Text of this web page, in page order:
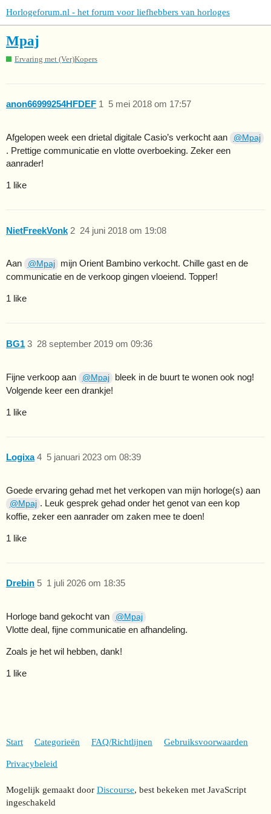
Horlogeforum.nl - het forum voor liefhebbers van horloges
Mpaj
Ervaring met (Ver)Kopers
anon66999254HFDEF 5 mei 2018 om 17:57
1
Afgelopen week een drietal digitale Casio’s verkocht aan @Mpaj
. Prettige communicatie en vlotte overboeking. Zeker een
aanrader!
1 like
NietFreekVonk 24 juni 2018 om 19:08
2
Aan @Mpaj
mijn Orient Bambino verkocht. Chille gast en de
communicatie en de verkoop gingen vloeiend. Topper!
1 like
BG1 28 september 2019 om 09:36
3
Fijne verkoop aan @Mpaj
bleek in de buurt te wonen ook nog!
Volgende keer een drankje!
1 like
Logixa 5 januari 2023 om 08:39
4
Goede ervaring gehad met het verkopen van mijn horloge(s) aan
@Mpaj . Leuk gesprek gehad onder het genot van een kop
koffie, zeker een aanrader om zaken mee te doen!
1 like
Drebin 1 juli 2026 om 18:35
5
Horloge band gekocht van @Mpaj
Vlotte deal, fijne communicatie en afhandeling.
Zoals je het wil hebben, dank!
1 like
Start Categorieën FAQ/Richtlijnen Gebruiksvoorwaarden
Privacybeleid
Mogelijk gemaakt door Discourse, best bekeken met JavaScript
ingeschakeld